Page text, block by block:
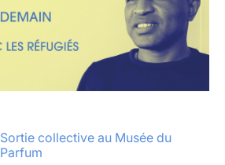
Sortie collective au Musée du
Parfum